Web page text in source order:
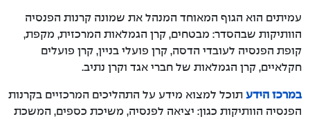
עמיתים הוא הגוף המאוחד המנהל את שמונה קרנות הפנסיה
הוותיקות שבהסדר: מבטחים, קרן הגמלאות המרכזית, מקפת,
קופת הפנסיה לעובדי הדסה, קרן פועלי בניין, קרן פועלים
חקלאיים, קרן הגמלאות של חברי אגד וקרן נתיב.
במרכז הידע תוכל למצוא מידע על התהליכים המרכזיים בקרנות
הפנסיה הוותיקות כגון: יציאה לפנסיה, משיכת כספים, המשכת